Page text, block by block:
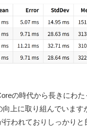
の時代から長きにわ
向上に取り組んでいます
行われておりしっかりと